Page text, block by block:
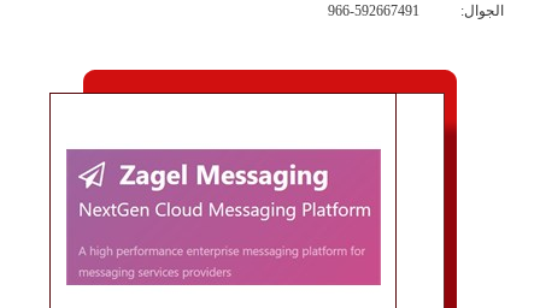
الجوال:
966-592667491